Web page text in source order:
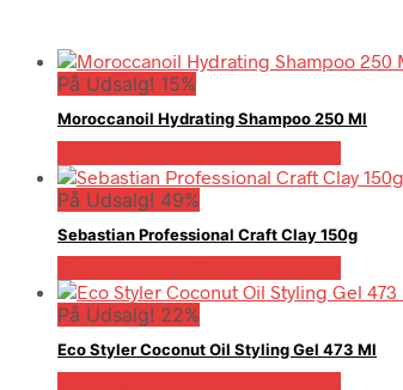
På Udsalg! 15%
Moroccanoil Hydrating Shampoo 250 Ml
På Udsalg! 49%
Sebastian Professional Craft Clay 150g
På Udsalg! 22%
Eco Styler Coconut Oil Styling Gel 473 Ml